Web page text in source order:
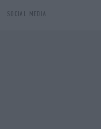
SOCIAL MEDIA